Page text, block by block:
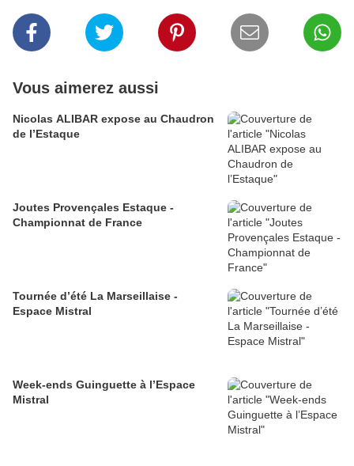
Vous aimerez aussi
Nicolas ALIBAR expose au Chaudron
de l’Estaque
Joutes Provençales Estaque -
Championnat de France
Tournée d’été La Marseillaise -
Espace Mistral
Week-ends Guinguette à l’Espace
Mistral